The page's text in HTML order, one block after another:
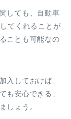
しても、自動車
てくれることが
ことも可能なの
入しておけば、
も安心できる」
しょう。